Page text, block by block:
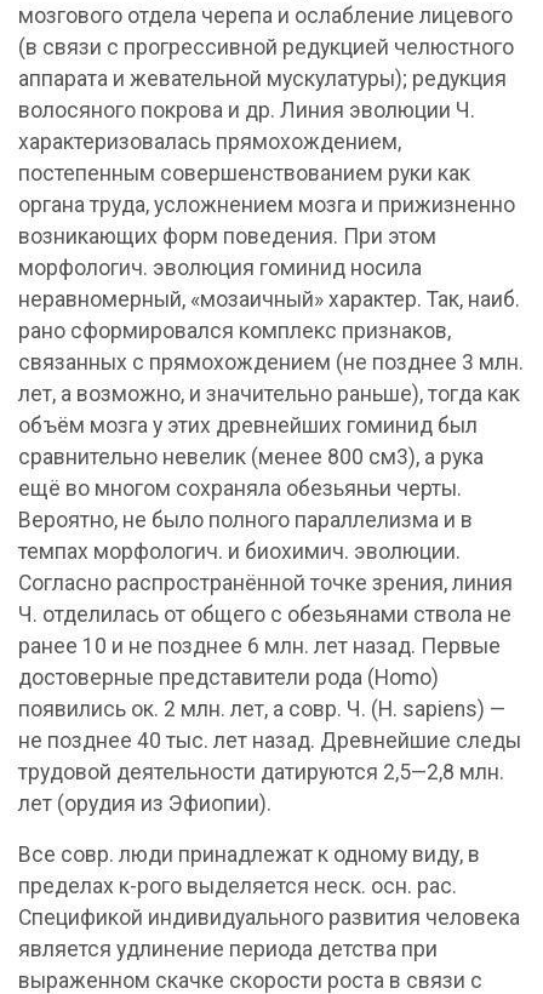
мозгового отдела черепа и ослабление лицевого
(в связи с прогрессивной редукцией челюстного
аппарата и жевательной мускулатуры); редукция
волосяного покрова и др. Линия эволюции Ч.
характеризовалась прямохождением,
постепенным совершенствованием руки как
органа труда, усложнением мозга и прижизненно
возникающих форм поведения. При этом
морфологич. эволюция гоминид носила
неравномерный, «мозаичный» характер. Так, наиб.
рано сформировался комплекс признаков,
связанных с прямохождением (не позднее 3 млн.
лет, а возможно, и значительно раньше), тогда как
объём мозга у этих древнейших гоминид был
сравнительно невелик (менее 800 см3), а рука
ещё во многом сохраняла обезьяньи черты.
Вероятно, не было полного параллелизма и в
темпах морфологич. и биохимич. эволюции.
Согласно распространённой точке зрения, линия
Ч. отделилась от общего с обезьянами ствола не
ранее 10 и не позднее 6 млн. лет назад. Первые
достоверные представители рода (Homo)
появились ок. 2 млн. лет, а совр. Ч. (Н. sapiens) —
не позднее 40 тыс. лет назад. Древнейшие следы
трудовой деятельности датируются 2,5—2,8 млн.
лет (орудия из Эфиопии).
Все совр. люди принадлежат к одному виду, в
пределах к-рого выделяется неск. осн. рас.
Спецификой индивидуального развития человека
является удлинение периода детства при
выраженном скачке скорости роста в связи с